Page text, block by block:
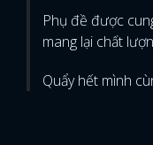
Phụ đề được
mang lại chất
Quẩy hết mình